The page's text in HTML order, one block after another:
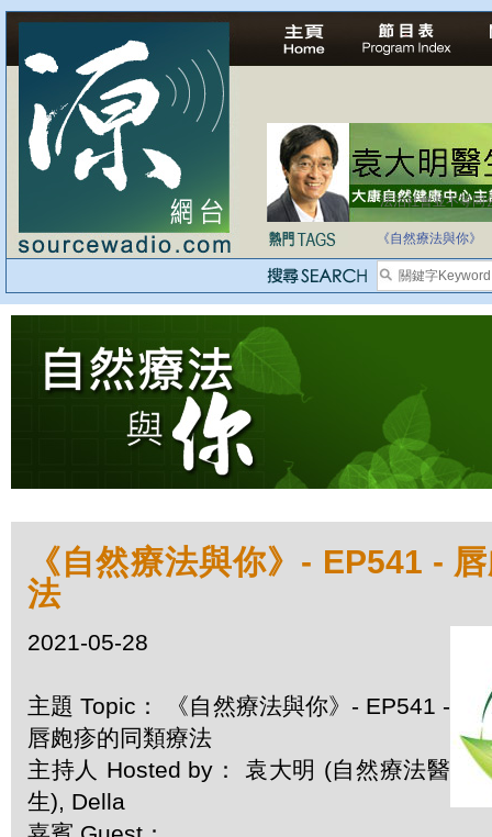
法治社會並不等同
《自然療法與你》
《自然療法與你》- EP541 -
法
2021-05-28
主題 Topic： 《自然療法與你》- EP541 -
唇皰疹的同類療法
主持人 Hosted by： 袁大明 (自然療法醫
生), Della